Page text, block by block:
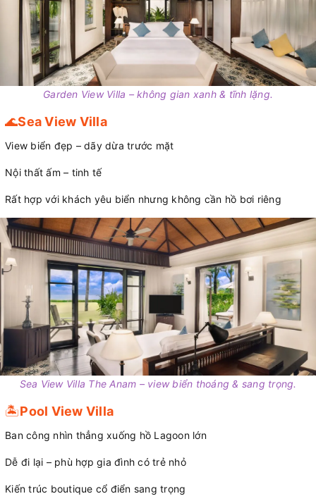
Garden View Villa – không gian xanh & tĩnh lặng.
🌊Sea View Villa
View biển đẹp – dãy dừa trước mặt
Nội thất ấm – tinh tế
Rất hợp với khách yêu biển nhưng không cần hồ bơi riêng
Sea View Villa The Anam – view biển thoáng & sang trọng.
🏝️Pool View Villa
Ban công nhìn thẳng xuống hồ Lagoon lớn
Dễ đi lại – phù hợp gia đình có trẻ nhỏ
Kiến trúc boutique cổ điển sang trọng